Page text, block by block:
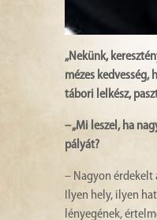
„Nekünk,
mézes
tábori lelkész,
– „Mi leszel, ha
pályát?
– Nagyon érdekelt
Ilyen hely, ilyen
lényegének,